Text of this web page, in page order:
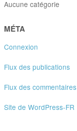
Aucune catégorie
MÉTA
Connexion
Flux des publications
Flux des commentaires
Site de WordPress-FR